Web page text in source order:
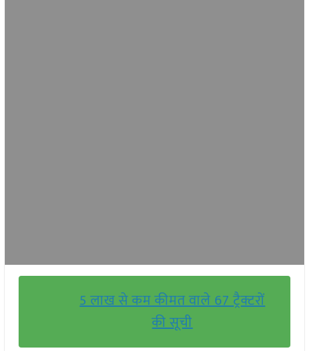
5 लाख से कम कीमत वाले 67 ट्रैक्टरों
की सूची